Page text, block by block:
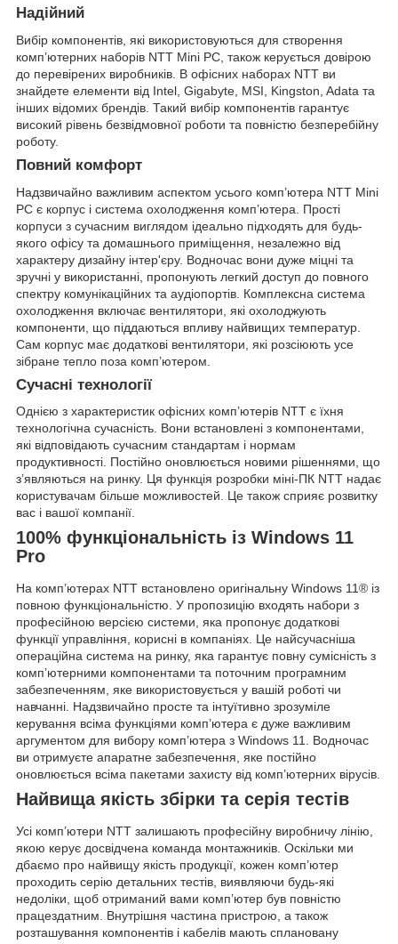
Надійний
Вибір компонентів, які використовуються для створення
комп’ютерних наборів NTT Mini PC, також керується довірою
до перевірених виробників. В офісних наборах NTT ви
знайдете елементи від Intel, Gigabyte, MSI, Kingston, Adata та
інших відомих брендів. Такий вибір компонентів гарантує
високий рівень безвідмовної роботи та повністю безперебійну
роботу.
Повний комфорт
Надзвичайно важливим аспектом усього комп’ютера NTT Mini
PC є корпус і система охолодження комп’ютера. Прості
корпуси з сучасним виглядом ідеально підходять для будь-
якого офісу та домашнього приміщення, незалежно від
характеру дизайну інтер'єру. Водночас вони дуже міцні та
зручні у використанні, пропонують легкий доступ до повного
спектру комунікаційних та аудіопортів. Комплексна система
охолодження включає вентилятори, які охолоджують
компоненти, що піддаються впливу найвищих температур.
Сам корпус має додаткові вентилятори, які розсіюють усе
зібране тепло поза комп’ютером.
Сучасні технології
Однією з характеристик офісних комп’ютерів NTT є їхня
технологічна сучасність. Вони встановлені з компонентами,
які відповідають сучасним стандартам і нормам
продуктивності. Постійно оновлюється новими рішеннями, що
з’являються на ринку. Ця функція розробки міні-ПК NTT надає
користувачам більше можливостей. Це також сприяє розвитку
вас і вашої компанії.
100% функціональність із Windows 11
Pro
На комп’ютерах NTT встановлено оригінальну Windows 11® із
повною функціональністю. У пропозицію входять набори з
професійною версією системи, яка пропонує додаткові
функції управління, корисні в компаніях. Це найсучасніша
операційна система на ринку, яка гарантує повну сумісність з
комп’ютерними компонентами та поточним програмним
забезпеченням, яке використовується у вашій роботі чи
навчанні. Надзвичайно просте та інтуїтивно зрозуміле
керування всіма функціями комп’ютера є дуже важливим
аргументом для вибору комп’ютера з Windows 11. Водночас
ви отримуєте апаратне забезпечення, яке постійно
оновлюється всіма пакетами захисту від комп’ютерних вірусів.
Найвища якість збірки та серія тестів
Усі комп’ютери NTT залишають професійну виробничу лінію,
якою керує досвідчена команда монтажників. Оскільки ми
дбаємо про найвищу якість продукції, кожен комп’ютер
проходить серію детальних тестів, виявляючи будь-які
недоліки, щоб отриманий вами комп’ютер був повністю
працездатним. Внутрішня частина пристрою, а також
розташування компонентів і кабелів мають сплановану